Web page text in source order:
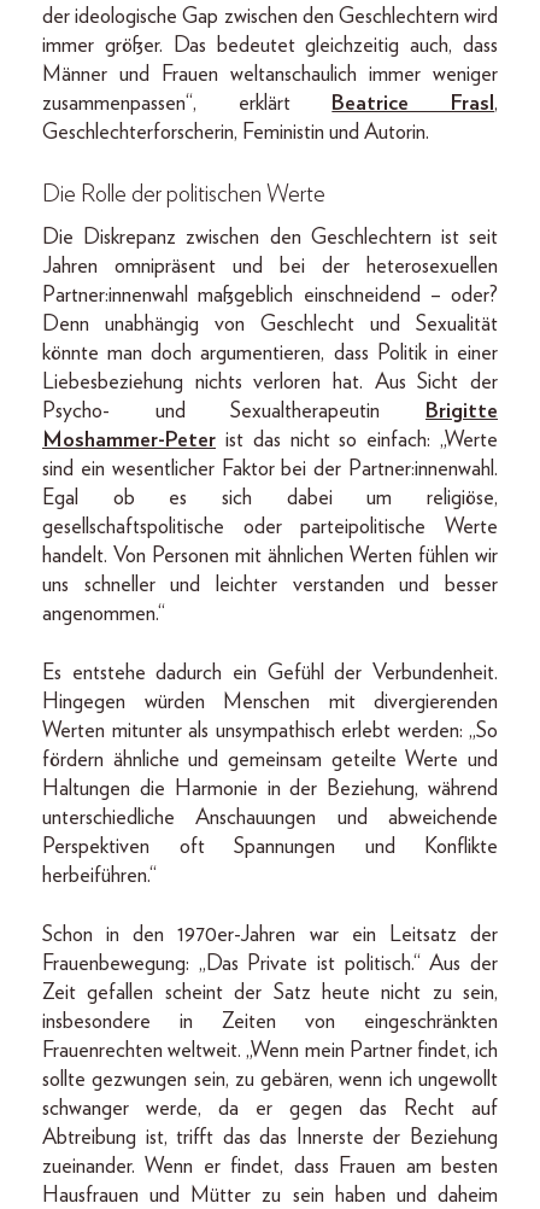
der ideologische Gap zwischen den Geschlechtern wird
immer größer. Das bedeutet gleichzeitig auch, dass
Männer und Frauen weltanschaulich immer weniger
zusammenpassen“, erklärt Beatrice Frasl,
Geschlechterforscherin, Feministin und Autorin.
Die Rolle der politischen Werte
Die Diskrepanz zwischen den Geschlechtern ist seit
Jahren omnipräsent und bei der heterosexuellen
Partner:innenwahl maßgeblich einschneidend – oder?
Denn unabhängig von Geschlecht und Sexualität
könnte man doch argumentieren, dass Politik in einer
Liebesbeziehung nichts verloren hat. Aus Sicht der
Psycho- und Sexualtherapeutin Brigitte
Moshammer-Peter ist das nicht so einfach: „Werte
sind ein wesentlicher Faktor bei der Partner:innenwahl.
Egal ob es sich dabei um religiöse,
gesellschaftspolitische oder parteipolitische Werte
handelt. Von Personen mit ähnlichen Werten fühlen wir
uns schneller und leichter verstanden und besser
angenommen.“
Es entstehe dadurch ein Gefühl der Verbundenheit.
Hingegen würden Menschen mit divergierenden
Werten mitunter als unsympathisch erlebt werden: „So
fördern ähnliche und gemeinsam geteilte Werte und
Haltungen die Harmonie in der Beziehung, während
unterschiedliche Anschauungen und abweichende
Perspektiven oft Spannungen und Konflikte
herbeiführen.“
Schon in den 1970er-Jahren war ein Leitsatz der
Frauenbewegung: „Das Private ist politisch.“ Aus der
Zeit gefallen scheint der Satz heute nicht zu sein,
insbesondere in Zeiten von eingeschränkten
Frauenrechten weltweit. „Wenn mein Partner findet, ich
sollte gezwungen sein, zu gebären, wenn ich ungewollt
schwanger werde, da er gegen das Recht auf
Abtreibung ist, trifft das das Innerste der Beziehung
zueinander. Wenn er findet, dass Frauen am besten
Hausfrauen und Mütter zu sein haben und daheim